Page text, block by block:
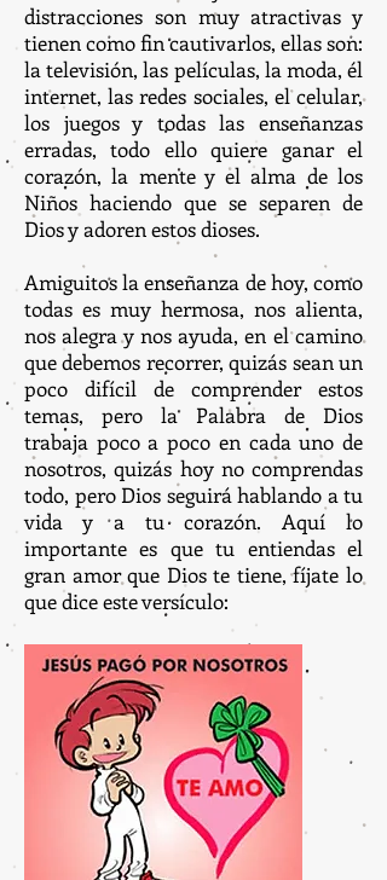
distracciones son muy atractivas y
tienen como fin cautivarlos, ellas son:
la televisión, las películas, la moda, él
internet, las redes sociales, el celular,
los juegos y todas las enseñanzas
erradas, todo ello quiere ganar el
corazón, la mente y el alma de los
Niños haciendo que se separen de
Dios y adoren estos dioses.
Amiguitos la enseñanza de hoy, como
todas es muy hermosa, nos alienta,
nos alegra y nos ayuda, en el camino
que debemos recorrer, quizás sean un
poco difícil de comprender estos
temas, pero la Palabra de Dios
trabaja poco a poco en cada uno de
nosotros, quizás hoy no comprendas
todo, pero Dios seguirá hablando a tu
vida y a tu corazón. Aquí lo
importante es que tu entiendas el
gran amor que Dios te tiene, fíjate lo
que dice este versículo: